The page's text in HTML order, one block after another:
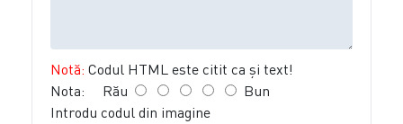
Notă: Codul HTML este citit ca şi text!
Nota: Rău
Bun
Introdu codul din imagine